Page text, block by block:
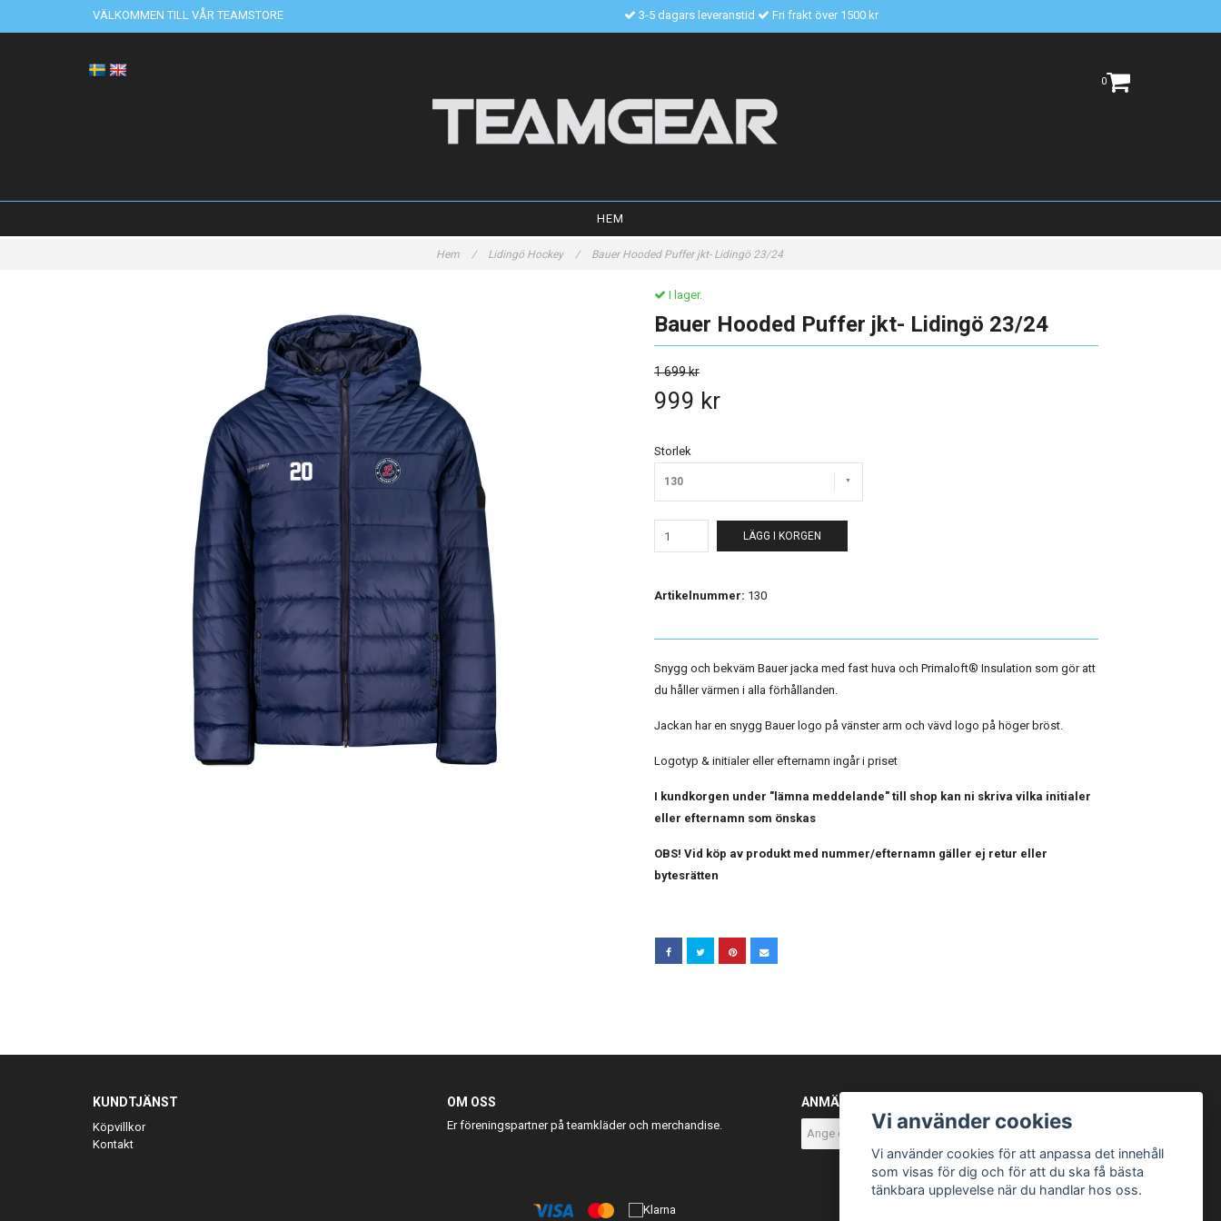
VÄLKOMMEN TILL VÅR TEAMSTORE 3-5 dagars leveranstid Fri frakt över 1500 kr
0
HEM
Hem / Lidingö Hockey / Bauer Hooded Puffer jkt- Lidingö 23/24
I lager.
Bauer Hooded Puffer jkt- Lidingö 23/24
1 699 kr
999 kr
Storlek
130
LÄGG I KORGEN
Artikelnummer: 130
Snygg och bekväm Bauer jacka med fast huva och Primaloft® Insulation som gör att
du håller värmen i alla förhållanden.
Jackan har en snygg Bauer logo på vänster arm och vävd logo på höger bröst.
Logotyp & initialer eller efternamn ingår i priset
I kundkorgen under "lämna meddelande" till shop kan ni skriva vilka initialer
eller efternamn som önskas
OBS! Vid köp av produkt med nummer/efternamn gäller ej retur eller
bytesrätten
KUNDTJÄNST
Köpvillkor
Kontakt
OM OSS
Er föreningspartner på teamkläder och merchandise.
ANMÄL DIG TILL VÅRT NYHETSBREV
Prenumerera
Vi använder cookies
Vi använder cookies för att anpassa det innehåll
som visas för dig och för att du ska få bästa
tänkbara upplevelse när du handlar hos oss.